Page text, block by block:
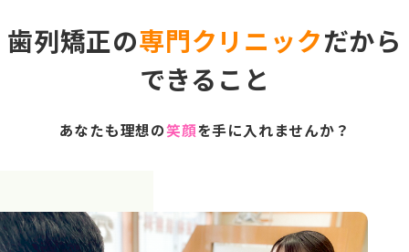
歯列矯正の専門クリニックだから
できること
あなたも理想の笑顔を手に入れませんか？